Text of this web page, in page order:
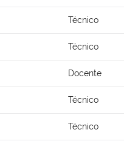
Técnico
Técnico
Docente
Técnico
Técnico